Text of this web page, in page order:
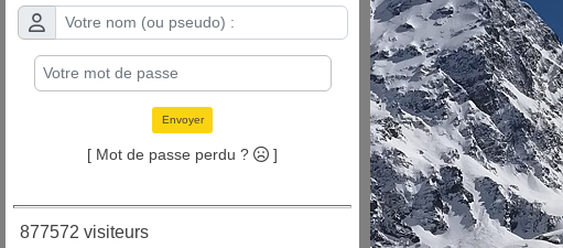
Envoyer
[ Mot de passe perdu ? ]
877572 visiteurs